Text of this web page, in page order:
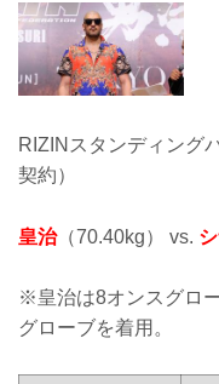
RIZINスタンディング
契約）
皇治（70.40kg） vs.
※皇治は8オンスグロ
グローブを着用。